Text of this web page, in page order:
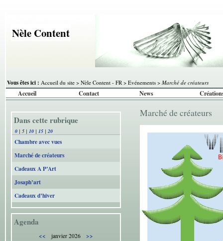
Nèle Content
Vous êtes ici : Accueil du site > Nèle Content - FR > Evénements > Marché de créateurs
Accueil Contact News
Dans cette rubrique
0 | 5 | 10 | 15 | 20
Chambre avec vues
Marché de créateurs
Cadeaux A P’Art
Josaph’art
Cadeaux d’hiver
Agenda
<< janvier 2026
>>
Marché de créateurs